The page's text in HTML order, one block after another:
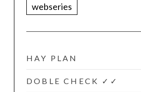
webseries
HAY PLAN
DOBLE CHECK ✓✓